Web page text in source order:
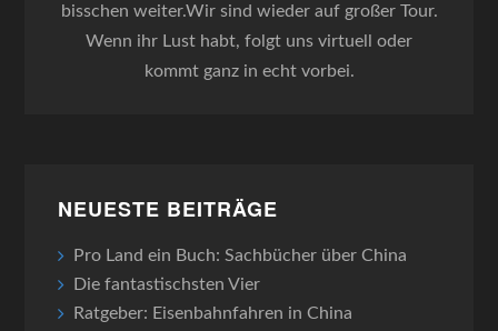
bisschen weiter.Wir sind wieder auf großer Tour.
Wenn ihr Lust habt, folgt uns virtuell oder
kommt ganz in echt vorbei.
NEUESTE BEITRÄGE
Pro Land ein Buch: Sachbücher über China
Die fantastischsten Vier
Ratgeber: Eisenbahnfahren in China